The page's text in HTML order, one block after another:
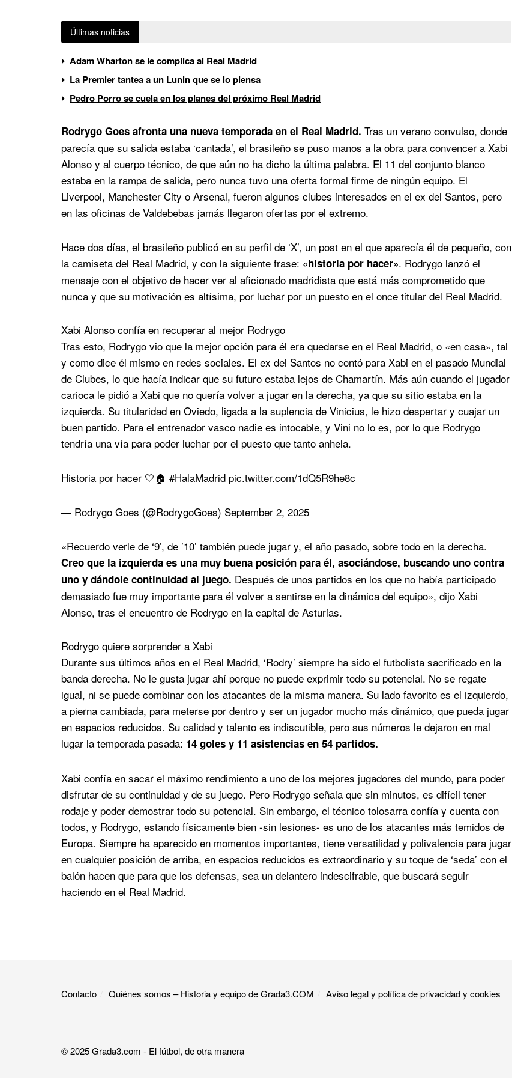
Últimas noticias
Adam Wharton se le complica al Real Madrid
La Premier tantea a un Lunin que se lo piensa
Pedro Porro se cuela en los planes del próximo Real Madrid
Rodrygo Goes afronta una nueva temporada en el Real Madrid. Tras un verano convulso, donde
parecía que su salida estaba ‘cantada’, el brasileño se puso manos a la obra para convencer a Xabi
Alonso y al cuerpo técnico, de que aún no ha dicho la última palabra. El 11 del conjunto blanco
estaba en la rampa de salida, pero nunca tuvo una oferta formal firme de ningún equipo. El
Liverpool, Manchester City o Arsenal, fueron algunos clubes interesados en el ex del Santos, pero
en las oficinas de Valdebebas jamás llegaron ofertas por el extremo.
Hace dos días, el brasileño publicó en su perfil de ‘X’, un post en el que aparecía él de pequeño, con
la camiseta del Real Madrid, y con la siguiente frase: «historia por hacer». Rodrygo lanzó el
mensaje con el objetivo de hacer ver al aficionado madridista que está más comprometido que
nunca y que su motivación es altísima, por luchar por un puesto en el once titular del Real Madrid.
Xabi Alonso confía en recuperar al mejor Rodrygo
Tras esto, Rodrygo vio que la mejor opción para él era quedarse en el Real Madrid, o «en casa», tal
y como dice él mismo en redes sociales. El ex del Santos no contó para Xabi en el pasado Mundial
de Clubes, lo que hacía indicar que su futuro estaba lejos de Chamartín. Más aún cuando el jugador
carioca le pidió a Xabi que no quería volver a jugar en la derecha, ya que su sitio estaba en la
izquierda. Su titularidad en Oviedo, ligada a la suplencia de Vinicius, le hizo despertar y cuajar un
buen partido. Para el entrenador vasco nadie es intocable, y Vini no lo es, por lo que Rodrygo
tendría una vía para poder luchar por el puesto que tanto anhela.
Historia por hacer 🤍🏠 #HalaMadrid pic.twitter.com/1dQ5R9he8c
— Rodrygo Goes (@RodrygoGoes) September 2, 2025
«Recuerdo verle de ‘9’, de ’10’ también puede jugar y, el año pasado, sobre todo en la derecha.
Creo que la izquierda es una muy buena posición para él, asociándose, buscando uno contra
uno y dándole continuidad al juego. Después de unos partidos en los que no había participado
demasiado fue muy importante para él volver a sentirse en la dinámica del equipo», dijo Xabi
Alonso, tras el encuentro de Rodrygo en la capital de Asturias.
Rodrygo quiere sorprender a Xabi
Durante sus últimos años en el Real Madrid, ‘Rodry’ siempre ha sido el futbolista sacrificado en la
banda derecha. No le gusta jugar ahí porque no puede exprimir todo su potencial. No se regate
igual, ni se puede combinar con los atacantes de la misma manera. Su lado favorito es el izquierdo,
a pierna cambiada, para meterse por dentro y ser un jugador mucho más dinámico, que pueda jugar
en espacios reducidos. Su calidad y talento es indiscutible, pero sus números le dejaron en mal
lugar la temporada pasada: 14 goles y 11 asistencias en 54 partidos.
Xabi confía en sacar el máximo rendimiento a uno de los mejores jugadores del mundo, para poder
disfrutar de su continuidad y de su juego. Pero Rodrygo señala que sin minutos, es difícil tener
rodaje y poder demostrar todo su potencial. Sin embargo, el técnico tolosarra confía y cuenta con
todos, y Rodrygo, estando físicamente bien -sin lesiones- es uno de los atacantes más temidos de
Europa. Siempre ha aparecido en momentos importantes, tiene versatilidad y polivalencia para jugar
en cualquier posición de arriba, en espacios reducidos es extraordinario y su toque de ‘seda’ con el
balón hacen que para que los defensas, sea un delantero indescifrable, que buscará seguir
haciendo en el Real Madrid.
Contacto Quiénes somos – Historia y equipo de Grada3.COM Aviso legal y política de privacidad y cookies​
© 2025Grada3.com - El fútbol, de otra manera